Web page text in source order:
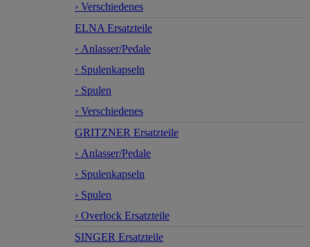
› Verschiedenes
ELNA Ersatzteile
› Anlasser/Pedale
› Spulenkapseln
› Spulen
› Verschiedenes
GRITZNER Ersatzteile
› Anlasser/Pedale
› Spulenkapseln
› Spulen
› Overlock Ersatzteile
SINGER Ersatzteile